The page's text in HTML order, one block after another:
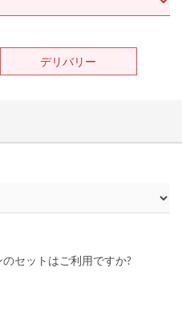
デリバリー
セットはご利用ですか?